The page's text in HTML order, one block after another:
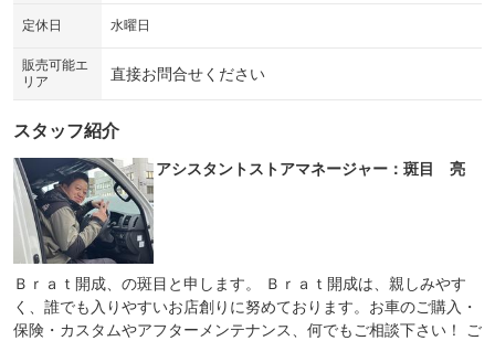
定休日 水曜日
販売可能エ
リア
直接お問合せください
スタッフ紹介
アシスタントストアマネージャー：斑目 亮
Ｂｒａｔ開成、の斑目と申します。 Ｂｒａｔ開成は、親しみやす
く、誰でも入りやすいお店創りに努めております。お車のご購入・
保険・カスタムやアフターメンテナンス、何でもご相談下さい！ ご